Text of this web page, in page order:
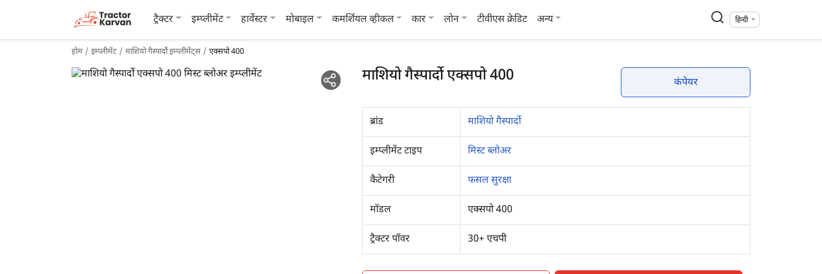
ट्रैक्टर इम्प्लीमेंट हार्वेस्टर मोबाइल कमर्शियल व्हीकल कार लोन टीवीएस क्रेडिट अन्य हिन्दी
होम इम्प्लीमेंट माशियो गैस्पार्दो इम्प्लीमेंट्स एक्सपो 400
माशियो गैस्पार्दो एक्सपो 400 कंपेयर
ब्रांड माशियो गैस्पार्दो
इम्प्लीमेंट टाइप मिस्ट ब्लोअर
कैटेगरी फसल सुरक्षा
मॉडल एक्सपो 400
ट्रैक्टर पॉवर 30+ एचपी